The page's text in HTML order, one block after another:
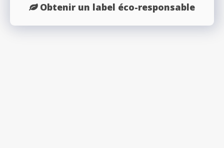
Obtenir un label éco-responsable